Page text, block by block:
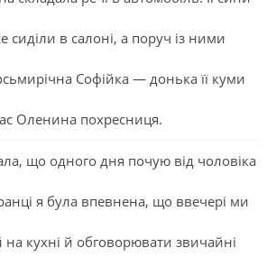
сиділи в салоні, а поруч із ними
Софійка — донька її куми
Оленина похресниця.
що одного дня почую від чоловіка
я була впевнена, що ввечері ми
кухні й обговорювати звичайні